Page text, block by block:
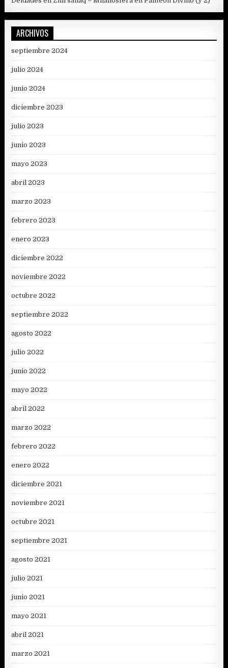
ARCHIVOS
septiembre 2024
julio 2024
junio 2024
diciembre 2023
julio 2023
junio 2023
mayo 2023
abril 2023
marzo 2023
febrero 2023
enero 2023
diciembre 2022
noviembre 2022
octubre 2022
septiembre 2022
agosto 2022
julio 2022
junio 2022
mayo 2022
abril 2022
marzo 2022
febrero 2022
enero 2022
diciembre 2021
noviembre 2021
octubre 2021
septiembre 2021
agosto 2021
julio 2021
junio 2021
mayo 2021
abril 2021
marzo 2021